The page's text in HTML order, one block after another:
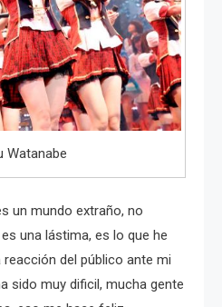
Watanabe
un mundo extraño, no
una lástima, es lo que he
del público ante mi
sido muy dificil, mucha gente